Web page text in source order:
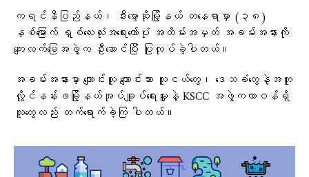
ကရင်နီပြည်နယ်၊ ဒီးမော့ဆိုမြို့နယ် တနေရာမှာ (၃၈)
နှစ်မြောက် ရှစ်လေးလုံးအရေးတော်ပုံ အထိမ်းအမှတ် အခမ်းအနားကို
ကျေးလက်မြေအဖွဲ့က ဦးဆောင်ပြီး ပြုလုပ်ခဲ့ပါတယ်။
အခမ်းအနားမှာ ကျောင်းသူ ကျောင်းသား လူငယ်တွေ၊ ဒေသခံတွေနဲ့အတူ
လွိုင်နန်းဖမြို့နယ်အုပ်ချူပ်ရေးမှူးနဲ့ KSCC အဖွဲ့ကတာဝန်ရှိ
သူတွေလည်း တက်ရောက်ခဲ့ကြ ပါတယ်။